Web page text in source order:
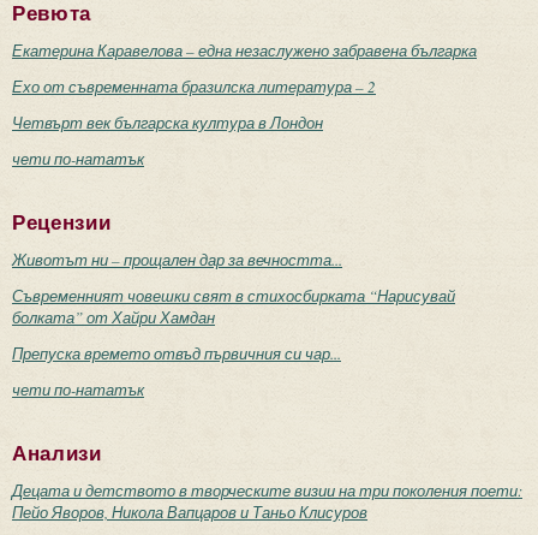
Ревюта
Екатерина Каравелова – една незаслужено забравена българка
Ехо от съвременната бразилска литература – 2
Четвърт век българска култура в Лондон
чети по-нататък
Рецензии
Животът ни – прощален дар за вечността...
Съвременният човешки свят в стихосбирката “Нарисувай
болката” от Хайри Хамдан
Препуска времето отвъд първичния си чар...
чети по-нататък
Анализи
Децата и детството в творческите визии на три поколения поети:
Пейо Яворов, Никола Вапцаров и Таньо Клисуров